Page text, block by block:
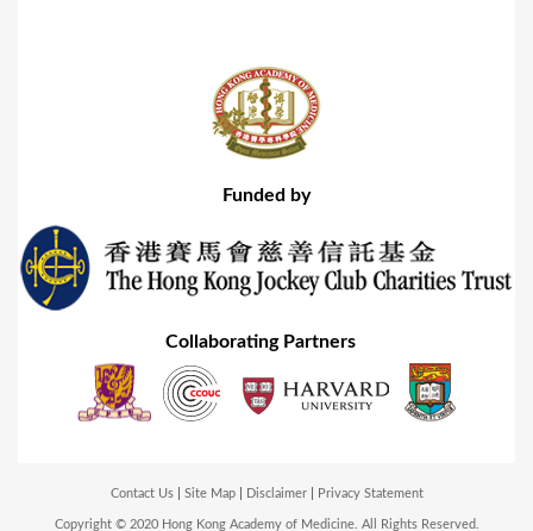
Funded by
Collaborating Partners
Copyright © 2020 Hong Kong Academy of Medicine. All Rights Reserved.
Contact Us Site Map Disclaimer Privacy Statement